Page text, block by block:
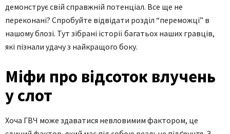
демонструє свій справжній потенціал. Все ще не
переконані? Спробуйте відвідати розділ “переможці” в
нашому блозі. Тут зібрані історії багатьох наших гравців,
які пізнали удачу з найкращого боку.
Міфи про відсоток влучень
у слот
Хоча ГВЧ може здаватися невловимим фактором, це